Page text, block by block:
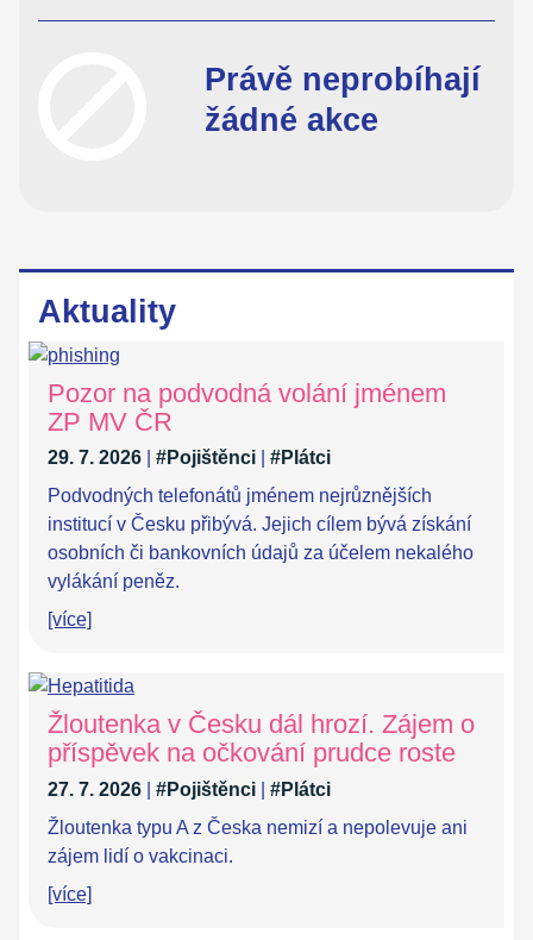
Právě neprobíhají
žádné akce
Aktuality
Pozor na podvodná volání jménem
ZP MV ČR
29. 7. 2026 #Pojištěnci
#Plátci
Podvodných telefonátů jménem nejrůznějších
institucí v Česku přibývá. Jejich cílem bývá získání
osobních či bankovních údajů za účelem nekalého
vylákání peněz.
[více]
Žloutenka v Česku dál hrozí. Zájem o
příspěvek na očkování prudce roste
27. 7. 2026 #Pojištěnci
#Plátci
Žloutenka typu A z Česka nemizí a nepolevuje ani
zájem lidí o vakcinaci.
[více]